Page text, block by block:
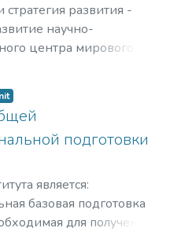
развития -
научно-
центра мирового
ядерной физики и
физики
астрофизики и
подготовки
является:
базовая подготовка
для получения